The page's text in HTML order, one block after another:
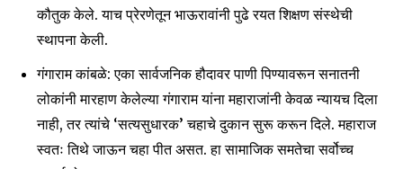
कौतुक केले. याच प्रेरणेतून भाऊरावांनी पुढे रयत शिक्षण संस्थेची
स्थापना केली.
गंगाराम कांबळे: एका सार्वजनिक हौदावर पाणी पिण्यावरून सनातनी
लोकांनी मारहाण केलेल्या गंगाराम यांना महाराजांनी केवळ न्यायच दिला
नाही, तर त्यांचे ‘सत्यसुधारक’ चहाचे दुकान सुरू करून दिले. महाराज
स्वतः तिथे जाऊन चहा पीत असत. हा सामाजिक समतेचा सर्वोच्च